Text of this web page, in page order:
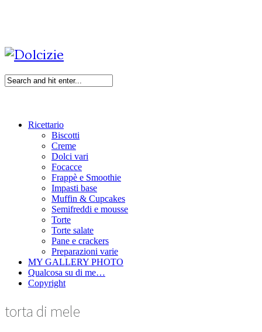
Ricettario
Biscotti
Creme
Dolci vari
Focacce
Frappè e Smoothie
Impasti base
Muffin & Cupcakes
Semifreddi e mousse
Torte
Torte salate
Pane e crackers
Preparazioni varie
MY GALLERY PHOTO
Qualcosa su di me…
Copyright
torta di mele